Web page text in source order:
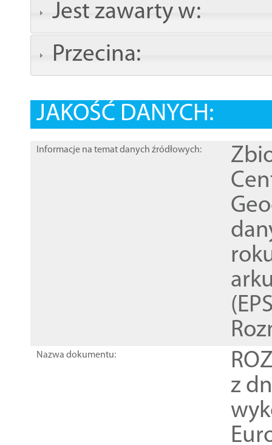
Jest zawarty w:
Przecina:
JAKOŚĆ DANYCH:
Informacje na temat danych źródłowych:
Nazwa dokumentu:
z